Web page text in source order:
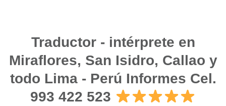
Traductor - intérprete en
Miraflores, San Isidro, Callao y
todo Lima - Perú Informes Cel.
993 422 523